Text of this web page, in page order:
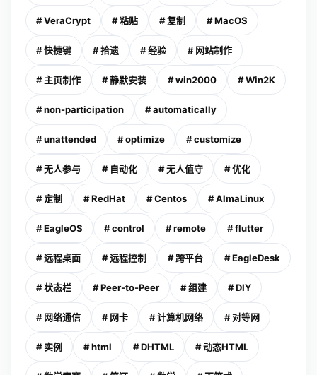
# VeraCrypt # 粘贴 # 复制 # MacOS
# 快捷键 # 拾遗 # 经验 # 网站制作
# 主页制作 # 静默安装 # win2000 # Win2K
# non-participation # automatically
# unattended # optimize # customize
# 无人参与 # 自动化 # 无人值守 # 优化
# 定制 # RedHat # Centos # AlmaLinux
# EagleOS # control # remote # flutter
# 远程桌面 # 远程控制 # 跨平台 # EagleDesk
# 状态栏 # Peer-to-Peer # 组建 # DIY
# 网络通信 # 网卡 # 计算机网络 # 对等网
# 实例 # html # DHTML # 动态HTML